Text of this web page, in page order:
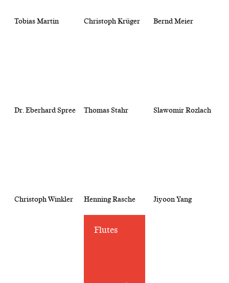
Tobias Martin Christoph Krüger Bernd Meier
Dr. Eberhard Spree Thomas Stahr Slawomir Rozlach
Christoph Winkler Henning Rasche Jiyoon Yang
Flutes